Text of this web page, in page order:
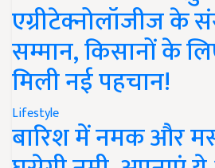
एग्रीटेक्नोलॉजीज के
सम्मान, किसानों के
मिली नई पहचान!
Lifestyle
बारिश में नमक और